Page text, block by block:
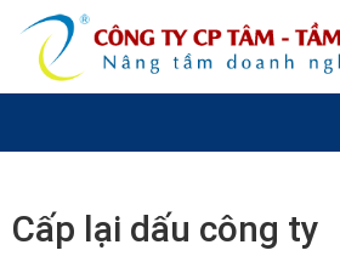
Cấp lại dấu công ty